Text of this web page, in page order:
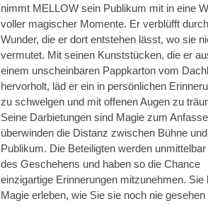
nimmt MELLOW sein Publikum mit in eine
voller magischer Momente. Er verblüfft
Wunder, die er dort entstehen lässt, wo sie
vermutet. Mit seinen Kunststücken, die er
einem unscheinbaren Pappkarton vom
hervorholt, läd er ein in persönlichen
zu schwelgen und mit offenen Augen zu
Seine Darbietungen sind Magie zum
überwinden die Distanz zwischen Bühne und
Publikum. Die Beteiligten werden unmittelbar
des Geschehens und haben so die Chance
einzigartige Erinnerungen mitzunehmen. Sie
Magie erleben, wie Sie sie noch nie gesehen